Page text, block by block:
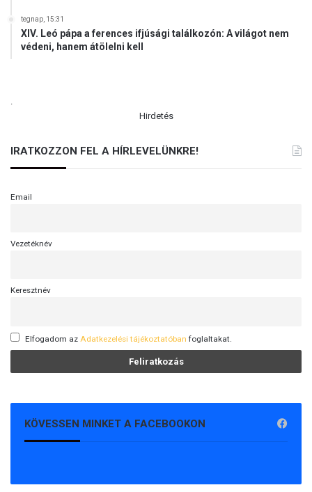
tegnap, 15:31
XIV. Leó pápa a ferences ifjúsági találkozón: A világot nem
védeni, hanem átölelni kell
Hirdetés
IRATKOZZON FEL A HÍRLEVELÜNKRE!
Email
Vezetéknév
Keresztnév
Elfogadom az Adatkezelési tájékoztatóban foglaltakat.
KÖVESSEN MINKET A FACEBOOKON